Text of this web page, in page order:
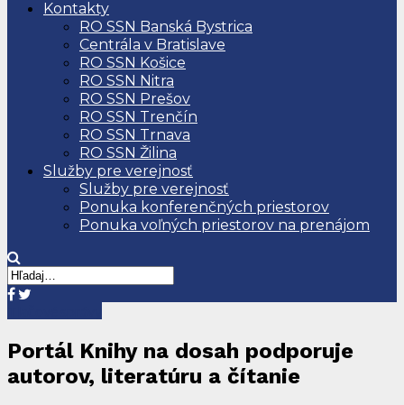
Kontakty
RO SSN Banská Bystrica
Centrála v Bratislave
RO SSN Košice
RO SSN Nitra
RO SSN Prešov
RO SSN Trenčín
RO SSN Trnava
RO SSN Žilina
Služby pre verejnosť
Služby pre verejnosť
Ponuka konferenčných priestorov
Ponuka voľných priestorov na prenájom
Portál Knihy na dosah podporuje
autorov, literatúru a čítanie